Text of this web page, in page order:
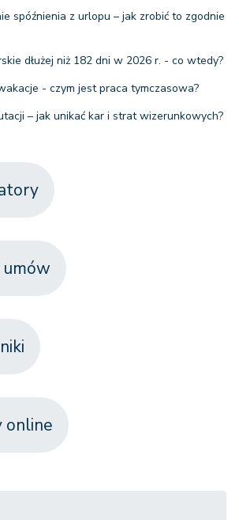
spóźnienia z urlopu – jak zrobić to zgodnie
dłużej niż 182 dni w 2026 r. - co wtedy?
- czym jest praca tymczasowa?
– jak unikać kar i strat wizerunkowych?
online